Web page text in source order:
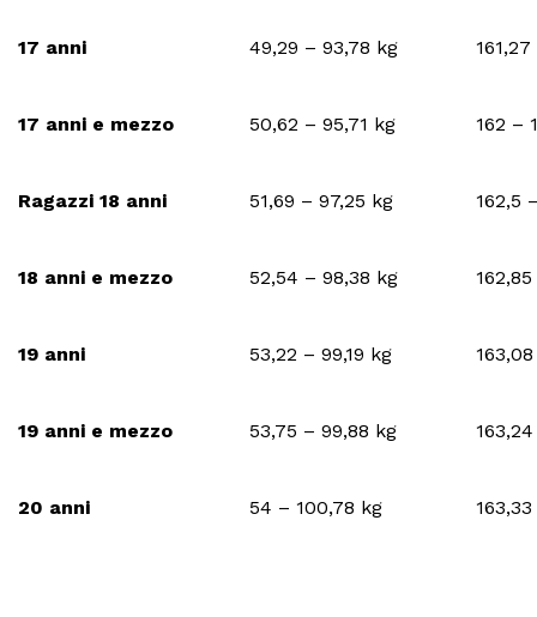
17 anni 49,29 – 93,78 kg
17 anni e mezzo 50,62 – 95,71 kg 162 –
Ragazzi 18 anni 51,69 – 97,25 kg 162,5
18 anni e mezzo 52,54 – 98,38 kg
19 anni 53,22 – 99,19 kg
19 anni e mezzo 53,75 – 99,88 kg
20 anni 54 – 100,78 kg